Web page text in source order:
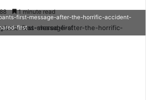
1 minute read
first-message-after-the-horrific-accident-
first